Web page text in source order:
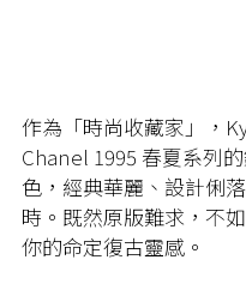
作為「時尚收藏家」，
Chanel 1995 春夏系列
色，經典華麗、設計俐
時。既然原版難求，不
你的命定復古靈感。